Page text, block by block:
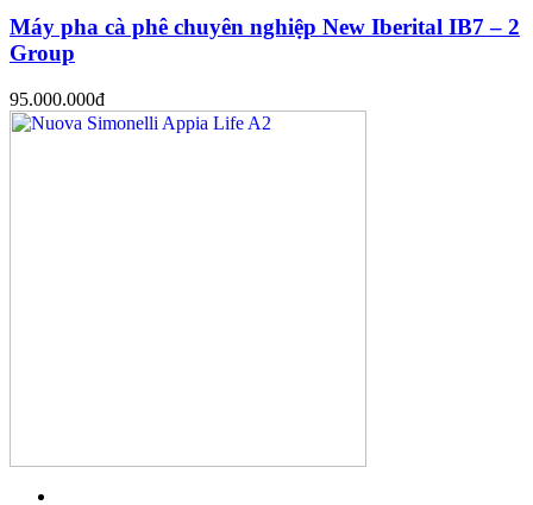
Máy pha cà phê chuyên nghiệp New Iberital IB7 – 2
Group
95.000.000đ